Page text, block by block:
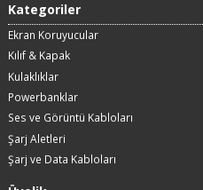
Kategoriler
Ekran Koruyucular
Kılıf & Kapak
Kulaklıklar
Powerbanklar
Ses ve Görüntü Kabloları
Şarj Aletleri
Şarj ve Data Kabloları